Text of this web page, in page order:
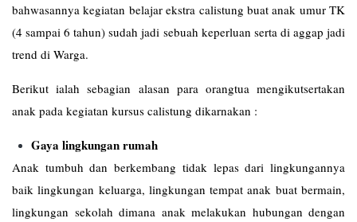
bahwasannya kegiatan belajar ekstra calistung buat anak umur TK
(4 sampai 6 tahun) sudah jadi sebuah keperluan serta di aggap jadi
trend di Warga.
Berikut ialah sebagian alasan para orangtua mengikutsertakan
anak pada kegiatan kursus calistung dikarnakan :
Gaya lingkungan rumah
Anak tumbuh dan berkembang tidak lepas dari lingkungannya
baik lingkungan keluarga, lingkungan tempat anak buat bermain,
lingkungan sekolah dimana anak melakukan hubungan dengan